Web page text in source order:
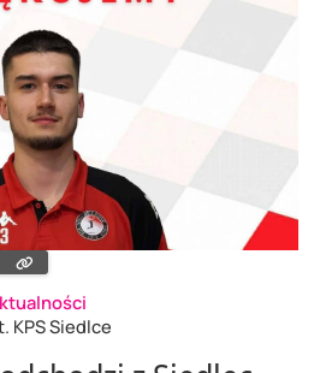
KPS Siedlce
Skopiuj
link